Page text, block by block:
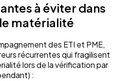
à éviter dans
matérialité
des ETI et PME,
récurrentes qui fragilisent
lors de la vérification par
: